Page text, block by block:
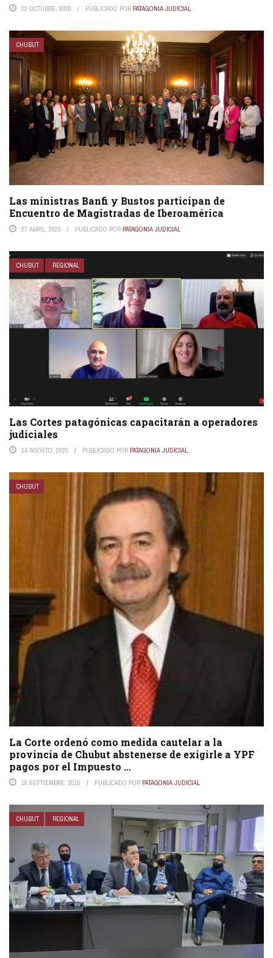
22 OCTUBRE, 2020 PUBLICADO POR PATAGONIA JUDICIAL
CHUBUT
Las ministras Banfi y Bustos participan de
Encuentro de Magistradas de Iberoamérica
27 ABRIL, 2023 PUBLICADO POR PATAGONIA JUDICIAL
CHUBUT REGIONAL
Las Cortes patagónicas capacitarán a operadores
judiciales
14 AGOSTO, 2020 PUBLICADO POR PATAGONIA JUDICIAL
CHUBUT
La Corte ordenó como medida cautelar a la
provincia de Chubut abstenerse de exigirle a YPF
pagos por el Impuesto ...
16 SEPTIEMBRE, 2015 PUBLICADO POR PATAGONIA JUDICIAL
CHUBUT REGIONAL